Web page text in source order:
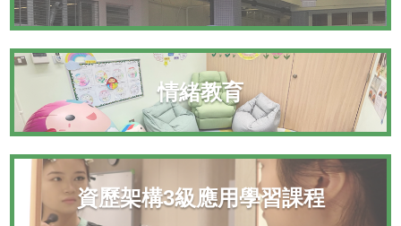
情緒教育
資歷架構3級應用學習課程